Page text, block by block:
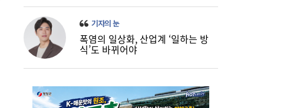
기자의 눈
폭염의 일상화, 산업계 ‘일하는 방
식’도 바뀌어야